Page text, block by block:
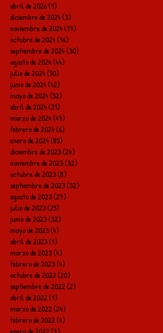
abril de 2026(1)
diciembre de 2024(3)
noviembre de 2024(17)
octubre de 2024(16)
septiembre de 2024(30)
agosto de 2024(44)
julio de 2024(50)
junio de 2024(42)
mayo de 2024(52)
abril de 2024(29)
marzo de 2024(47)
febrero de 2024(6)
enero de 2024(85)
diciembre de 2023(24)
noviembre de 2023(32)
octubre de 2023(8)
septiembre de 2023(32)
agosto de 2023(27)
julio de 2023(25)
junio de 2023(32)
mayo de 2023(4)
abril de 2023(1)
marzo de 2023(4)
febrero de 2023(4)
octubre de 2022(20)
septiembre de 2022(2)
abril de 2022(1)
marzo de 2022(24)
febrero de 2022(4)